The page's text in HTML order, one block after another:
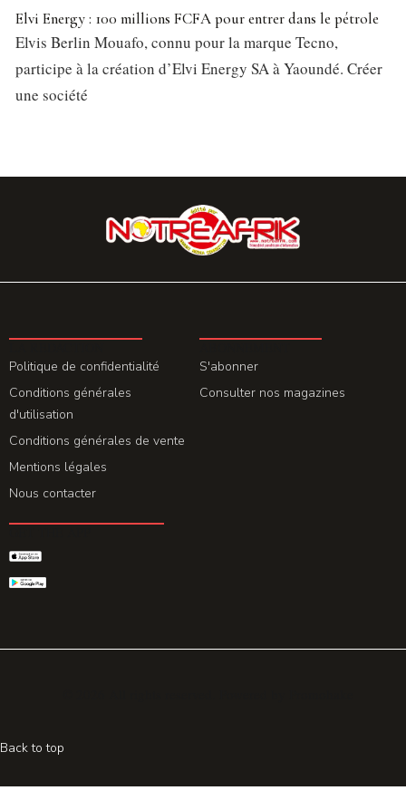
Elvi Energy : 100 millions FCFA pour entrer dans le pétrole
Elvis Berlin Mouafo, connu pour la marque Tecno,
participe à la création d’Elvi Energy SA à Yaoundé. Créer
une société
Politique de confidentialité
Conditions générales
d'utilisation
Conditions générales de vente
Mentions légales
Nous contacter
S'abonner
Consulter nos magazines
Back to top